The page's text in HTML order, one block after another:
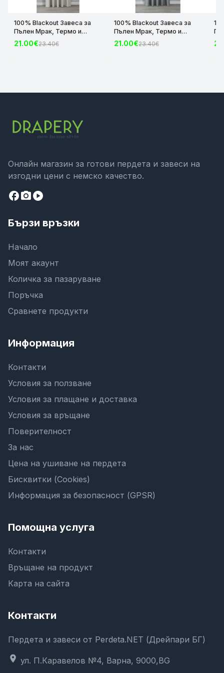
100% Blackout Завеса за
Пълен Мрак, Термо и
Шумоизолираща с коланче
цвят Крем, 175х140 и
21.00€23.40€
100% Blackout Завеса за
Пълен Мрак, Термо и
Шумоизолираща с коланче
цвят Сив, 175х140 и
21.00€23.40€
Онлайн магазин за готови пердета и завеси на
изгодни цени с немско качество.
facebookcamera_altplay_circle
Бързи връзки
Начало
Моят акаунт
Количка за пазаруване
Поръчка
Сравнете продукти
Информация
Контакти
Условия за ползване
Условия за плащане и доставка
Условия за връщане
Поверителност
За нас
Цена на ушиване на пердета
Бисквитки (Cookies)
Информация за безопасност (GPSR)
Помощна услуга
Контакти
Връщане на продукт
Карта на сайта
Контакти
Пердета и завеси от Perdeta.NET (Дрейпари БГ)
location_on ул. П.Каравелов №4, Варна, 9000,BG